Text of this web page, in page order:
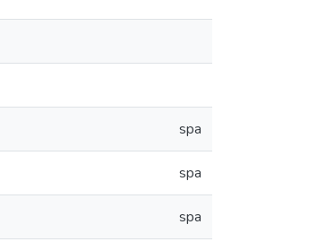
spa
spa
spa